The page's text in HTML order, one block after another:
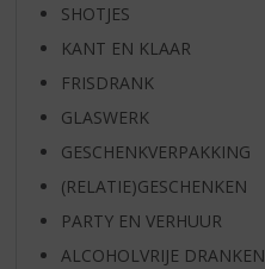
SHOTJES
KANT EN KLAAR
FRISDRANK
GLASWERK
GESCHENKVERPAKKING
(RELATIE)GESCHENKEN
PARTY EN VERHUUR
ALCOHOLVRIJE DRANKEN